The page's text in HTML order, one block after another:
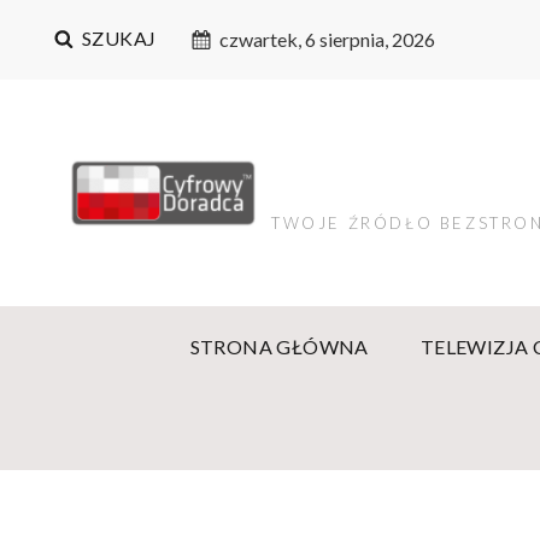
SZUKAJ czwartek, 6 sierpnia, 2026
TWOJE ŹRÓDŁO
STRONA GŁÓWNA TELEWIZJA